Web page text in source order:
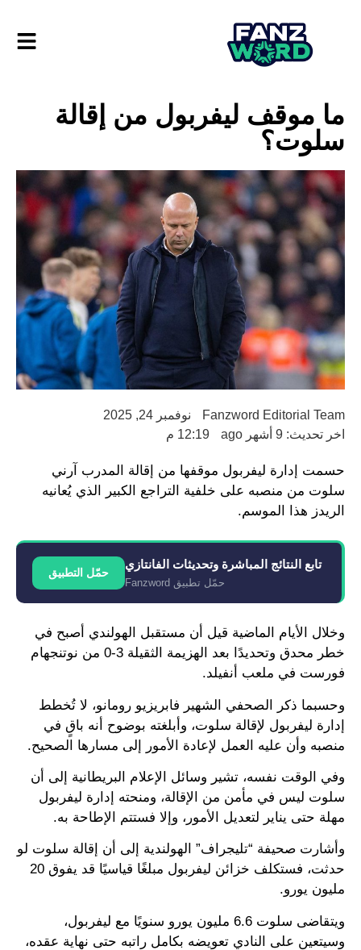
ما موقف ليفربول من إقالة
سلوت؟
Fanzword Editorial Team
نوفمبر 24, 2025
اخر تحديث: 9 أشهر ago
12:19 م
حسمت إدارة ليفربول موقفها من إقالة المدرب آرني
سلوت من منصبه على خلفية التراجع الكبير الذي يُعانيه
الريدز هذا الموسم.
تابع النتائج المباشرة وتحديثات الفانتازي
حمّل تطبيق Fanzword
حمّل التطبيق
وخلال الأيام الماضية قيل أن مستقبل الهولندي أصبح في
خطر محدق وتحديدًا بعد الهزيمة الثقيلة 3-0 من نوتنجهام
فورست في ملعب أنفيلد.
وحسبما ذكر الصحفي الشهير فابريزيو رومانو، لا تُخطط
إدارة ليفربول لإقالة سلوت، وأبلغته بوضوح أنه باقٍ في
منصبه وأن عليه العمل لإعادة الأمور إلى مسارها الصحيح.
وفي الوقت نفسه، تشير وسائل الإعلام البريطانية إلى أن
سلوت ليس في مأمن من الإقالة، ومنحته إدارة ليفربول
مهلة حتى يناير لتعديل الأمور، وإلا فستتم الإطاحة به.
وأشارت صحيفة “تليجراف” الهولندية إلى أن إقالة سلوت لو
حدثت، فستكلف خزائن ليفربول مبلغًا قياسيًا قد يفوق 20
مليون يورو.
ويتقاضى سلوت 6.6 مليون يورو سنويًا مع ليفربول،
وسيتعين على النادي تعويضه بكامل راتبه حتى نهاية عقده،